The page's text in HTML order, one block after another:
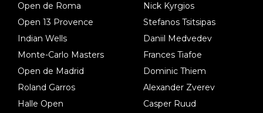
Open de Roma
Open 13 Provence
Indian Wells
Monte-Carlo Masters
Open de Madrid
Roland Garros
Halle Open
Nick Kyrgios
Stefanos Tsitsipas
Daniil Medvedev
Frances Tiafoe
Dominic Thiem
Alexander Zverev
Casper Ruud